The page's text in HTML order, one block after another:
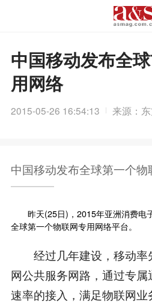
中国移动发布全
用网络
2015-05-26 16:54:13 来源：
中国移动发布全球第一个物
昨天(25日)，2015年亚洲消费电
全球第一个物联网专用网络平台。
经过几年建设，移动率
网公共服务网路，通过专
速率的接入，满足物联网业